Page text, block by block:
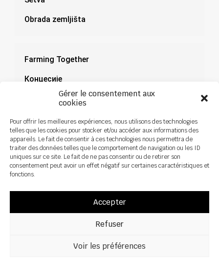
Gérer le consentement aux
cookies
Pour offrir les meilleures expériences, nous utilisons des technologies
telles que les cookies pour stocker et/ou accéder aux informations des
appareils. Le fait de consentir à ces technologies nous permettra de
traiter des données telles que le comportement de navigation ou les ID
uniques sur ce site. Le fait de ne pas consentir ou de retirer son
consentement peut avoir un effet négatif sur certaines caractéristiques et
fonctions.
Accepter
Refuser
Voir les préférences
Obrada zemljišta
Farming Together
Концесије
Документација
Novosti